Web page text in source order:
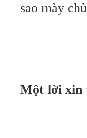
sao mày
Một lời xin